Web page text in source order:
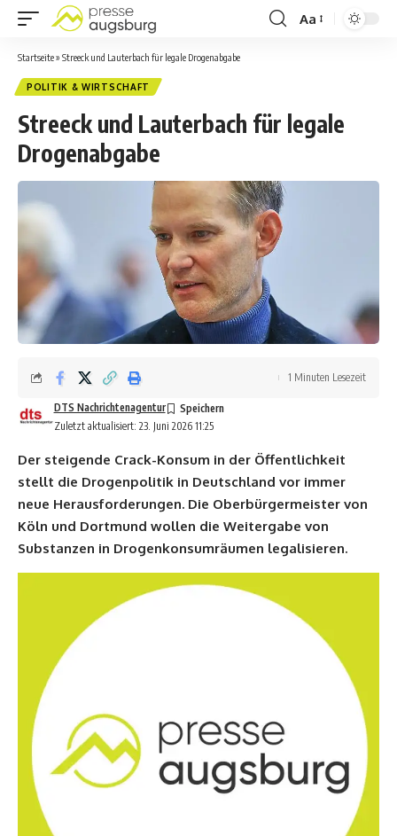
Aa
Startseite» Streeck und Lauterbach für legale Drogenabgabe
POLITIK & WIRTSCHAFT
Streeck und Lauterbach für legale
Drogenabgabe
Zuletzt aktualisiert: 23. Juni 2026 11:25
DTS Nachrichtenagentur
1 Minuten Lesezeit
Der steigende Crack-Konsum in der Öffentlichkeit
stellt die Drogenpolitik in Deutschland vor immer
neue Herausforderungen. Die Oberbürgermeister von
Köln und Dortmund wollen die Weitergabe von
Substanzen in Drogenkonsumräumen legalisieren.